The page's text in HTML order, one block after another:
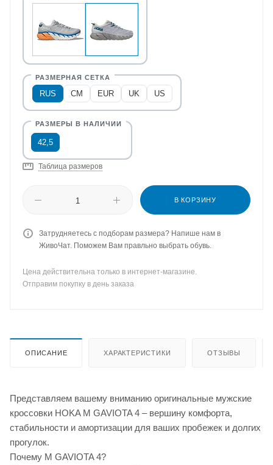
RUS CM EUR UK US
42,5
Таблица размеров
В КОРЗИНУ
Затрудняетесь с подборам размера? Напише нам в
ЖивоЧат. Поможем Вам правльно выбрать обувь.
Цена действительна только в интернет-магазине.
Отправим покупку в день заказа
ОПИСАНИЕ ХАРАКТЕРИСТИКИ ОТЗЫВЫ
Представляем вашему вниманию оригинальные мужские
кроссовки HOKA M GAVIOTA 4 – вершину комфорта,
стабильности и амортизации для ваших пробежек и долгих
прогулок.
Почему M GAVIOTA 4?